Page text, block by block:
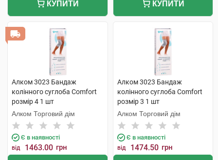
КУПИТИ КУПИТИ
Алком 3023 Бандаж
колінного суглоба Comfort
розмір 4 1 шт
Алком Торговий дім
Є в наявності
від 1463.00 грн
Алком 3023 Бандаж
колінного суглоба Comfort
розмір 3 1 шт
Алком Торговий дім
Є в наявності
від 1474.50 грн